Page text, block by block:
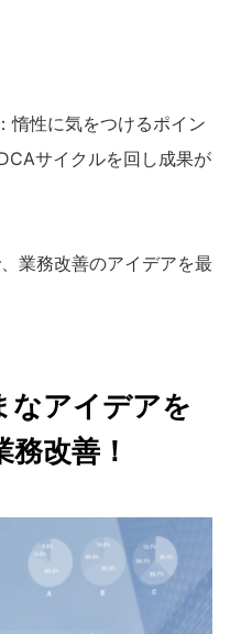
：惰性に気をつけるポイン
サイクルを回し成果が
業務改善のアイデアを最
なアイデアを
改善！